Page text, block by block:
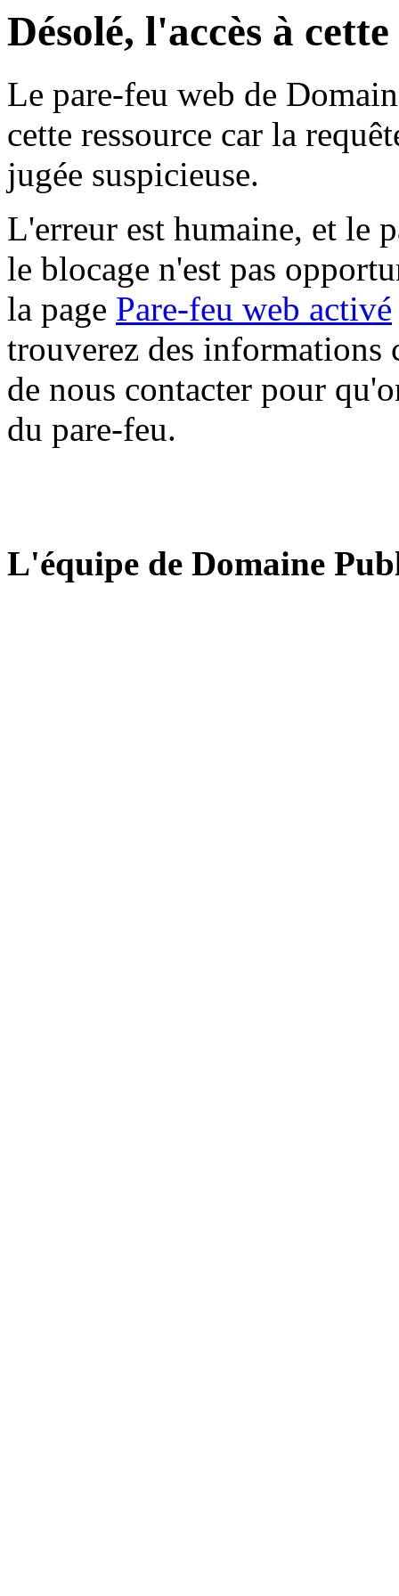
Désolé, l'accès à
Le pare-feu web de
cette ressource car la
jugée suspicieuse.
L'erreur est humaine, et le
le blocage n'est pas
la page Pare-feu web activé
trouverez des informations
de nous contacter pour
du pare-feu.
L'équipe de Domaine